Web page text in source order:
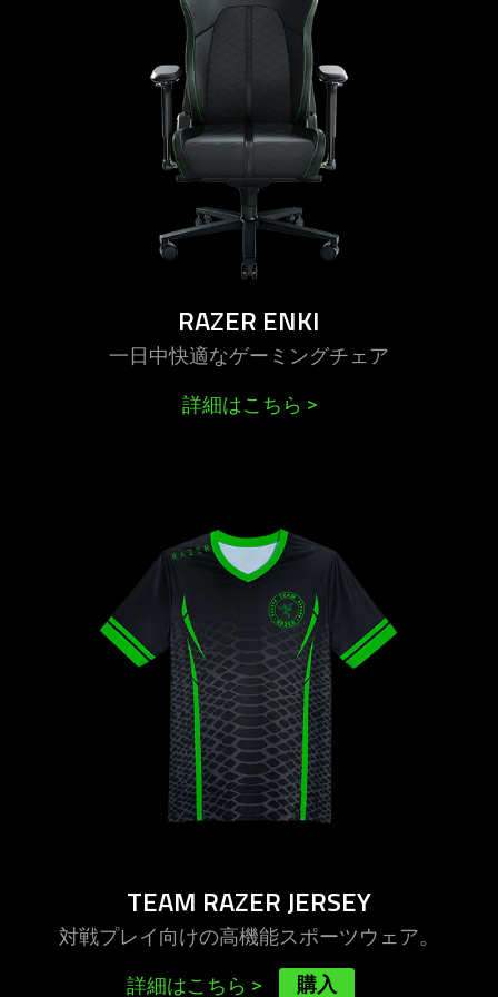
enki
RAZER ENKI
一日中快適なゲーミングチェア
詳細はこちら >
-
team
razer
jersey
TEAM RAZER JERSEY
対戦プレイ向けの高機能スポーツウ ェア。
詳細はこちら > 購入